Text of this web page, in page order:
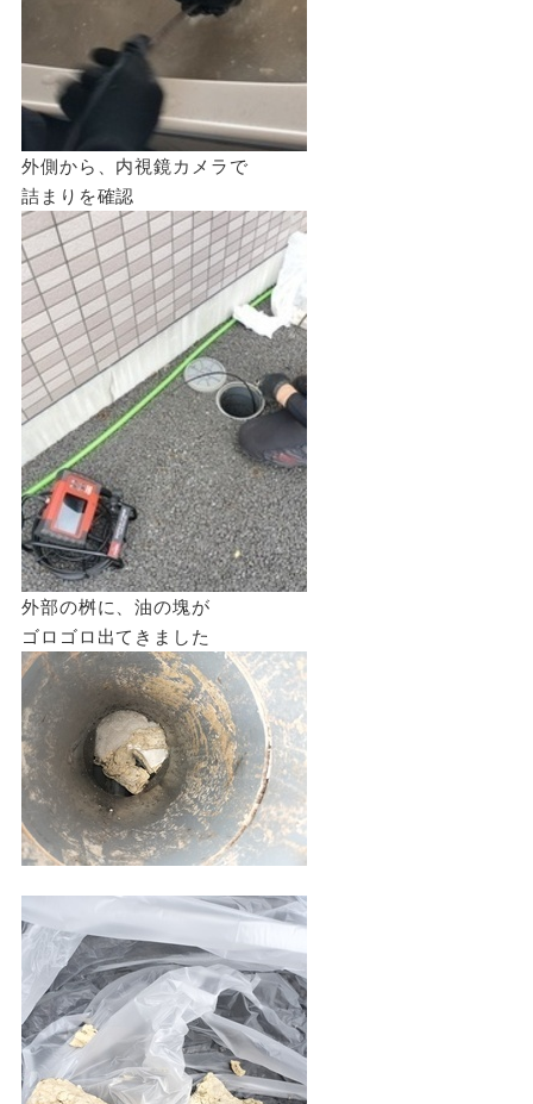
外側から、内視鏡カメラで
詰まりを確認
外部の桝に、油の塊が
ゴロゴロ出てきました